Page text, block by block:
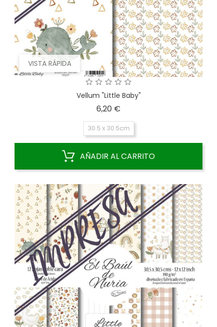
VISTA RÁPIDA
Vellum "Little Baby"
6,20 €
30.5 x 30.5cm
AÑADIR AL CARRITO